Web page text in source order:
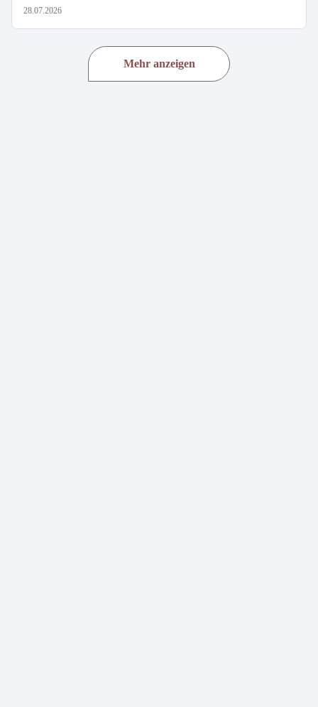
28.07.2026
Mehr anzeigen